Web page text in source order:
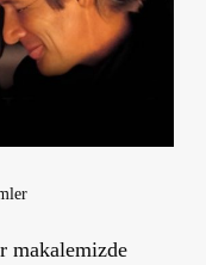
makalemizde